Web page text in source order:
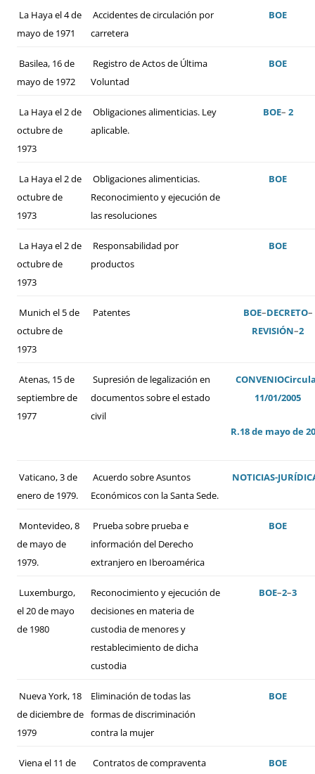
La Haya el 4 de
mayo de 1971
Accidentes de circulación por
carretera
BOE
Basilea, 16 de
mayo de 1972
Registro de Actos de Última
Voluntad
BOE
La Haya el 2 de
octubre de
1973
Obligaciones alimenticias. Ley
aplicable.
BOE– 2
La Haya el 2 de
octubre de
1973
Obligaciones alimenticias.
Reconocimiento y ejecución de
las resoluciones
BOE
La Haya el 2 de
octubre de
1973
Responsabilidad por
productos
BOE
Munich el 5 de
octubre de
1973
Patentes BOE–DECRETO–
REVISIÓN–2
Atenas, 15 de
septiembre de
1977
Supresión de legalización en
documentos sobre el estado
civil
CONVENIO
11/01/2005
R.18 de mayo de
Vaticano, 3 de
enero de 1979.
Acuerdo sobre Asuntos
Económicos con la Santa Sede.
NOTICIAS-
Montevideo, 8
de mayo de
1979.
Prueba sobre prueba e
información del Derecho
extranjero en Iberoamérica
BOE
Luxemburgo,
el 20 de mayo
de 1980
Reconocimiento y ejecución de
decisiones en materia de
custodia de menores y
restablecimiento de dicha
custodia
BOE–2–3
Nueva York, 18
de diciembre de
1979
Eliminación de todas las
formas de discriminación
contra la mujer
BOE
Viena el 11 de
Contratos de compraventa
BOE